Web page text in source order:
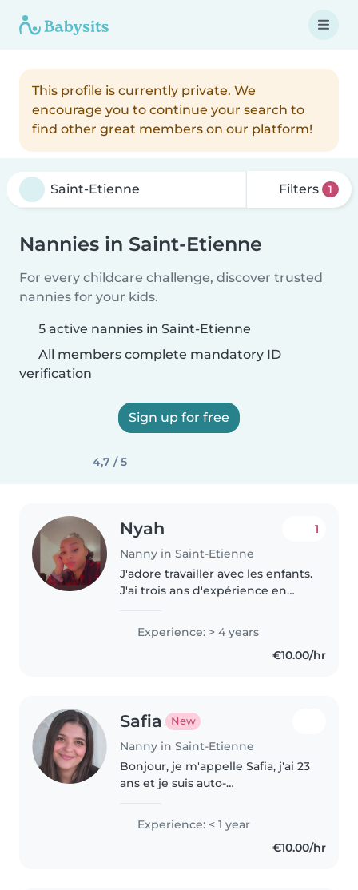
This profile is currently private. We
encourage you to continue your search to
find other great members on our platform!
Filters 1
Nannies in Saint-Etienne
For every childcare challenge, discover trusted
nannies for your kids.
5 active nannies in Saint-Etienne
All members complete mandatory ID
verification
Sign up for free
4,7 / 5
Nyah
Nanny in Saint-Etienne
1
J'adore travailler avec les enfants.
J'ai trois ans d'expérience en
auprès de bébés et de tout-
petits. J'ai également de
l'expérience avec des enfants
Experience: > 4 years
€10.00/hr
Safia New
Nanny in Saint-Etienne
Bonjour, je m'appelle Safia, j'ai 23
ans et je suis auto-
propose des services de garde
d'enfants à domicile, que ce soit..
Experience: < 1 year
€10.00/hr